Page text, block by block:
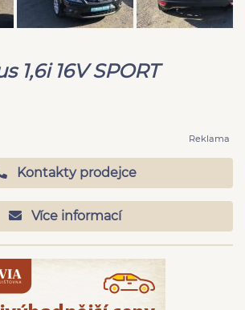
1,6i 16V SPORT
Reklama
Kontakty prodejce
Více informací